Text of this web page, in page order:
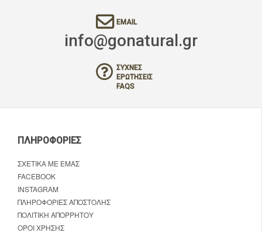
EMAIL
info@gonatural.gr
ΣΥΧΝΈΣ
ΕΡΩΤΉΣΕΙΣ
FAQS
ΠΛΗΡΟΦΟΡΊΕΣ
ΣΧΕΤΙΚΆ ΜΕ ΕΜΆΣ
FACEBOOK
INSTAGRAM
ΠΛΗΡΟΦΟΡΊΕΣ ΑΠΟΣΤΟΛΉΣ
ΠΟΛΙΤΙΚΉ ΑΠΟΡΡΉΤΟΥ
ΌΡΟΙ ΧΡΉΣΗΣ